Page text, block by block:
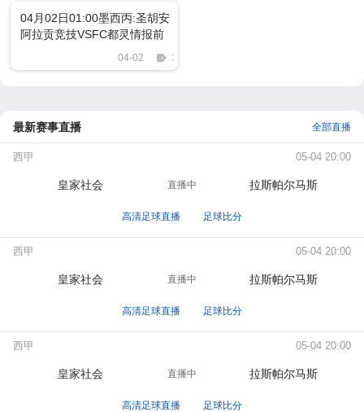
04月02日01:00墨西丙:圣胡安
阿拉贡竞技VSFC都灵情报前
04-02 338
最新赛事直播 全部直播
西甲 05-04 20:00
皇家社会 直播中 拉斯帕尔马斯
高清足球直播 足球比分
西甲 05-04 20:00
皇家社会 直播中 拉斯帕尔马斯
高清足球直播 足球比分
西甲 05-04 20:00
皇家社会 直播中 拉斯帕尔马斯
高清足球直播 足球比分